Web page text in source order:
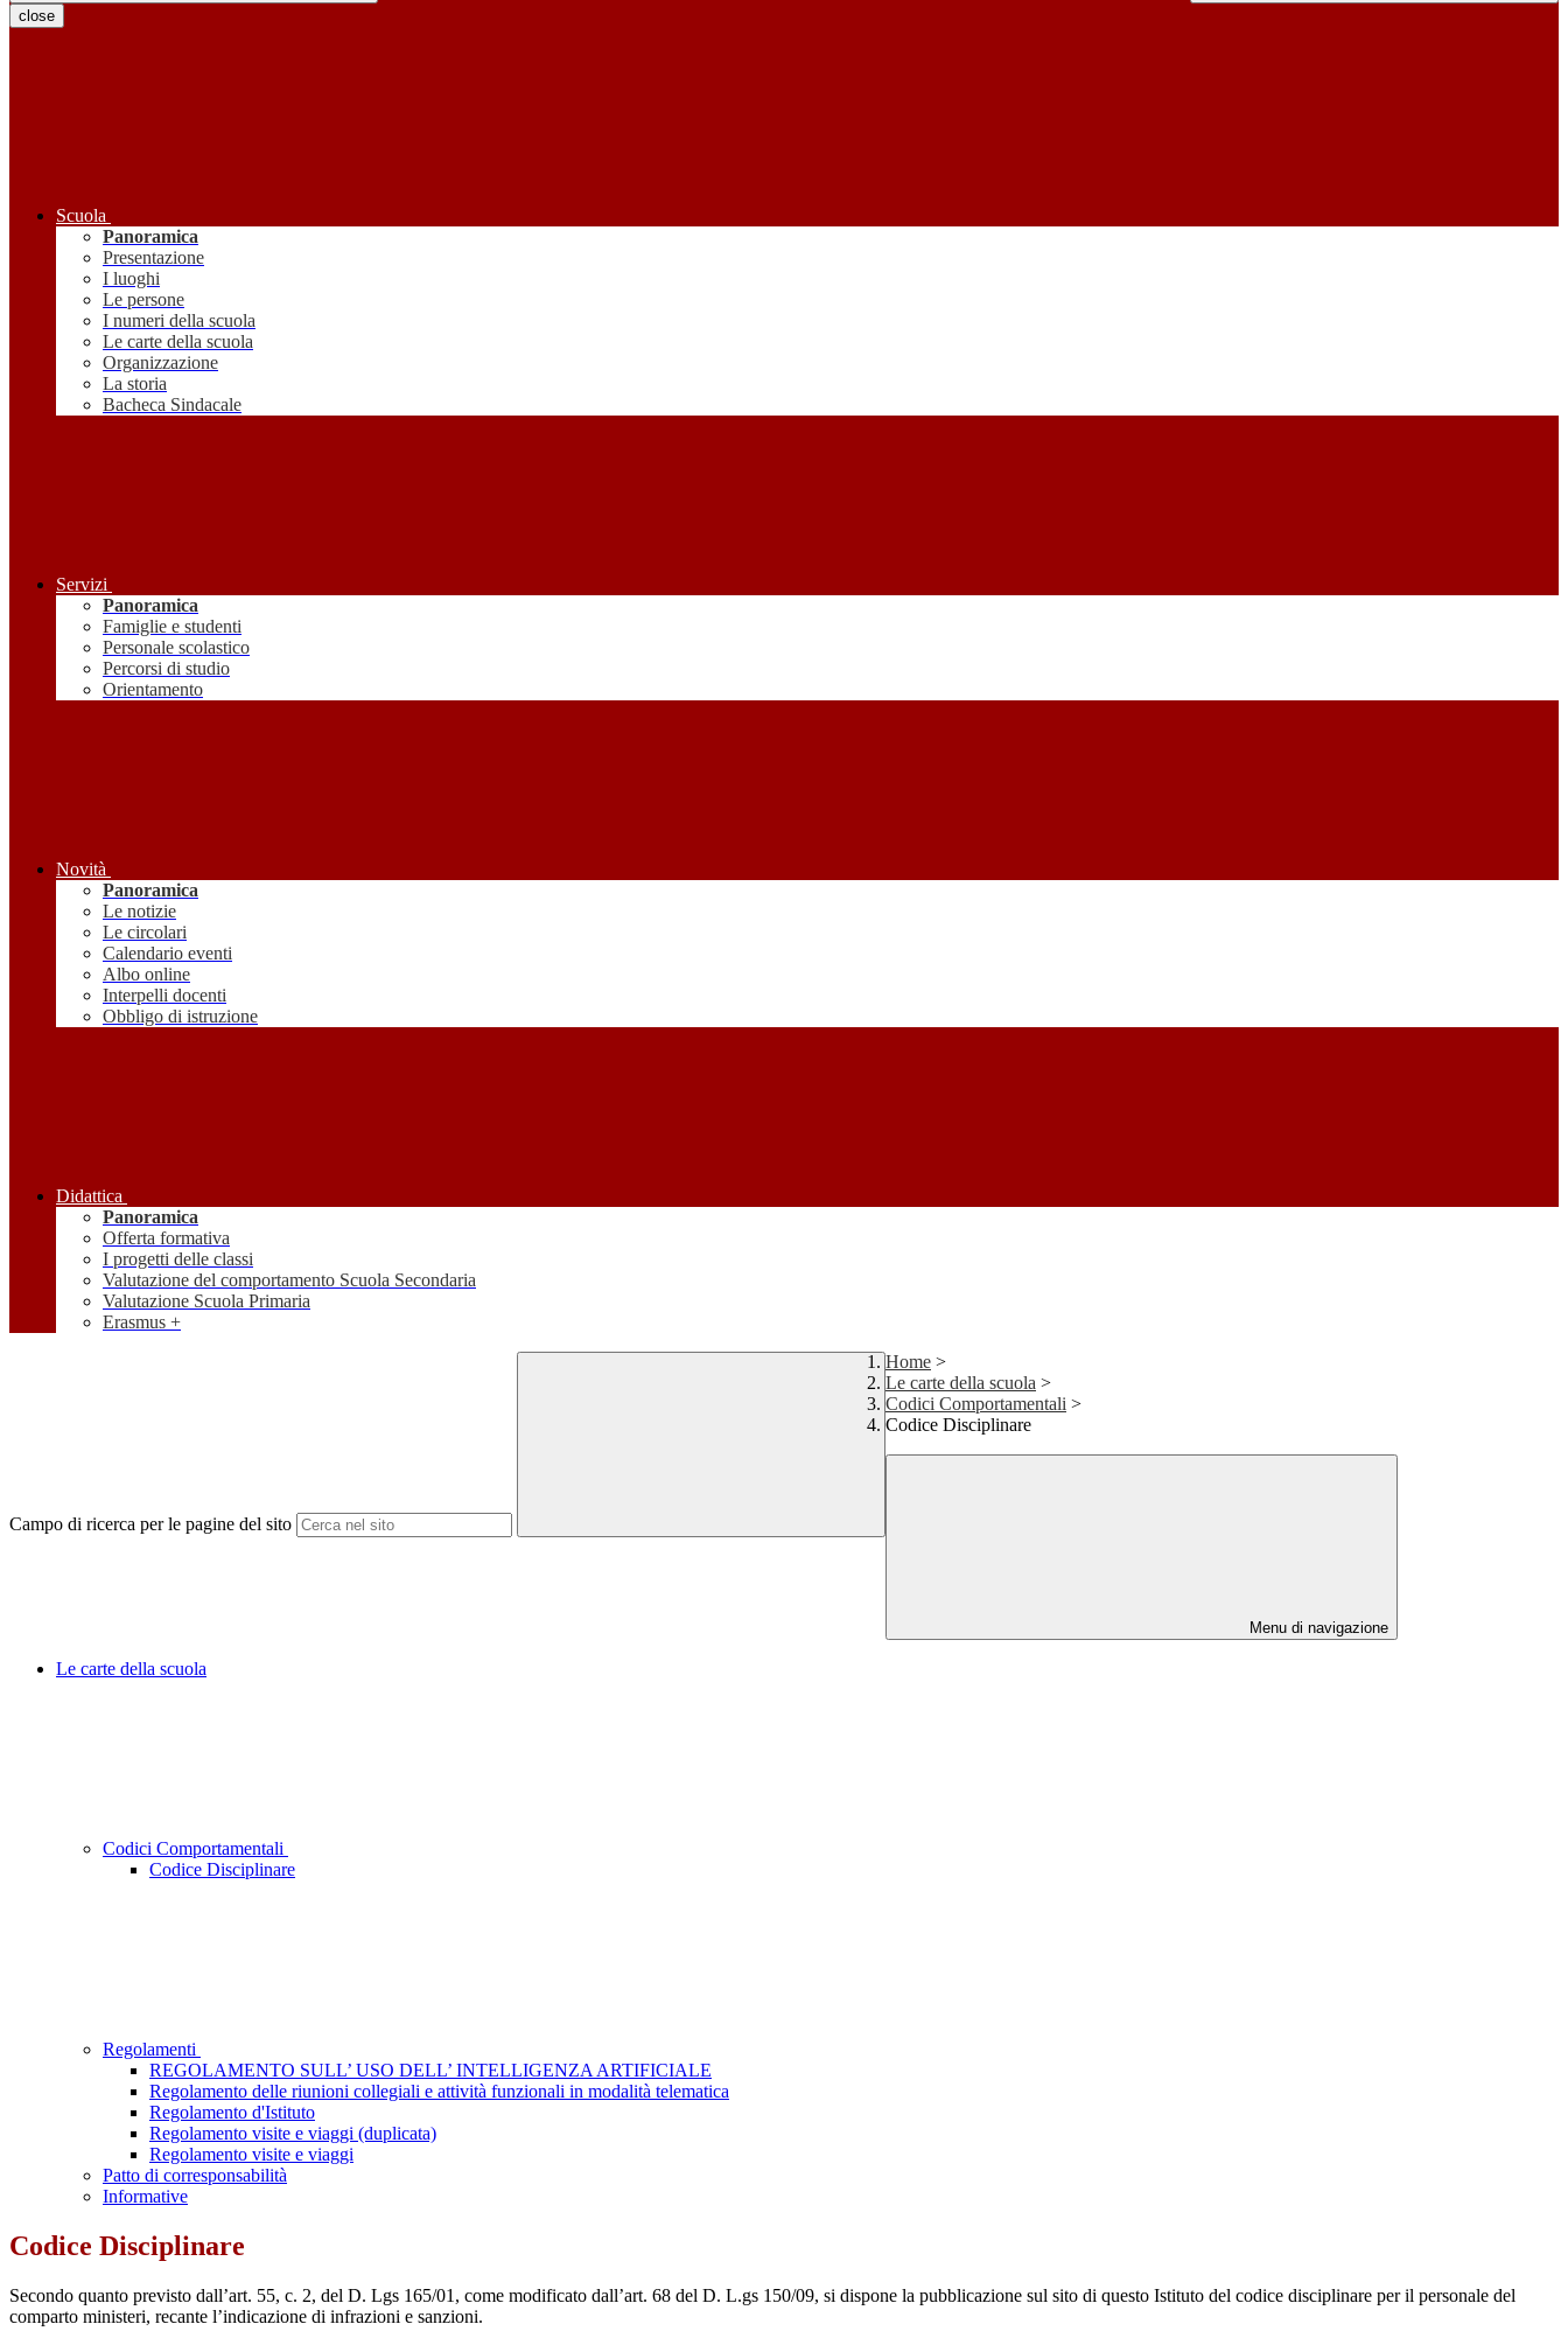
close
Scuola
Panoramica
Presentazione
I luoghi
Le persone
I numeri della scuola
Le carte della scuola
Organizzazione
La storia
Bacheca Sindacale
Servizi
Panoramica
Famiglie e studenti
Personale scolastico
Percorsi di studio
Orientamento
Novità
Panoramica
Le notizie
Le circolari
Calendario eventi
Albo online
Interpelli docenti
Obbligo di istruzione
Didattica
Panoramica
Offerta formativa
I progetti delle classi
Valutazione del comportamento Scuola Secondaria
Valutazione Scuola Primaria
Erasmus +
Campo di ricerca per le pagine del sito
Home >
Le carte della scuola >
Codici Comportamentali >
Codice Disciplinare
Menu di navigazione
Le carte della scuola
Codici Comportamentali
Codice Disciplinare
Regolamenti
REGOLAMENTO SULL’ USO DELL’ INTELLIGENZA ARTIFICIALE
Regolamento delle riunioni collegiali e attività funzionali in modalità telematica
Regolamento d'Istituto
Regolamento visite e viaggi (duplicata)
Regolamento visite e viaggi
Patto di corresponsabilità
Informative
Codice Disciplinare
Secondo quanto previsto dall’art. 55, c. 2, del D. Lgs 165/01, come modificato dall’art. 68 del D. L.gs 150/09, si dispone la pubblicazione sul sito di questo Istituto del codice disciplinare per il personale del
comparto ministeri, recante l’indicazione di infrazioni e sanzioni.